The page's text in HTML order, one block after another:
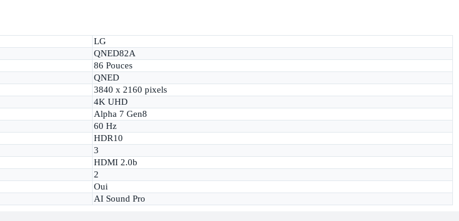
LG
QNED82A
86 Pouces
QNED
3840 x 2160 pixels
4K UHD
Alpha 7 Gen8
60 Hz
HDR10
3
HDMI 2.0b
2
Oui
AI Sound Pro